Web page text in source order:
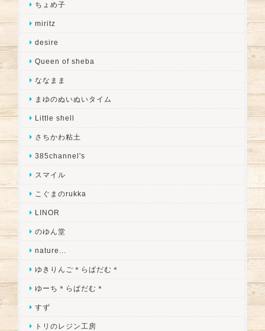
ちょめ子
miritz
desire
Queen of sheba
ななまま
まゆのぬいぬいタイム
Little shell
さちかわ粘土
385channel's
スマイル
こぐまのrukka
LINOR
のゆん堂
nature...
ゆきりんご＊らぱだむ＊
ゆーち＊らぱだむ＊
すず
トリのレジン工房